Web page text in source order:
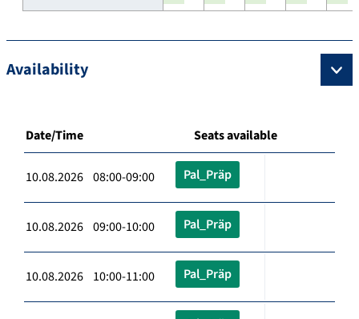
Availability
Date/Time Seats available
10.08.2026 08:00-09:00 Pal_Präp
10.08.2026 09:00-10:00 Pal_Präp
10.08.2026 10:00-11:00 Pal_Präp